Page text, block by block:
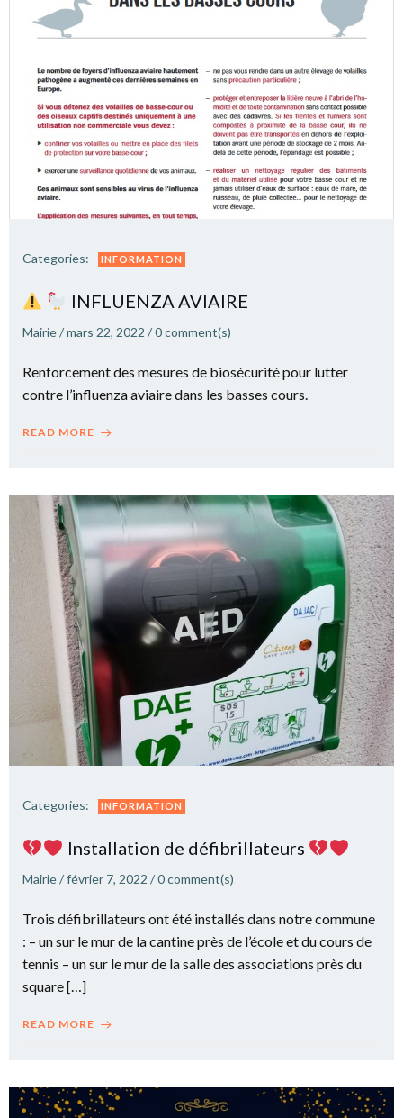
Categories: INFORMATION
INFLUENZA AVIAIRE
Mairie/mars 22, 2022 /0comment(s)
Renforcement des mesures de biosécurité pour lutter
contre l’influenza aviaire dans les basses cours.
READ MORE
Categories: INFORMATION
Installation de défibrillateurs
Mairie/février 7, 2022 /0comment(s)
Trois défibrillateurs ont été installés dans notre commune
: – un sur le mur de la cantine près de l’école et du cours de
tennis – un sur le mur de la salle des associations près du
square […]
READ MORE